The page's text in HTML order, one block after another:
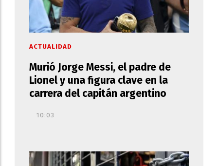
Murió Jorge Messi, el padre de
Lionel y una figura clave en la
carrera del capitán argentino
ACTUALIDAD
10:03